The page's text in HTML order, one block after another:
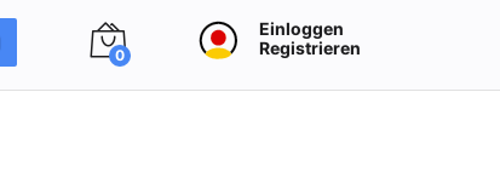
0
Einloggen
Registrieren